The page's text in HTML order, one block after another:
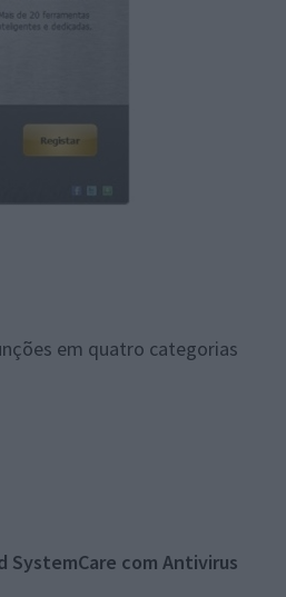
em quatro categorias
SystemCare com Antivirus